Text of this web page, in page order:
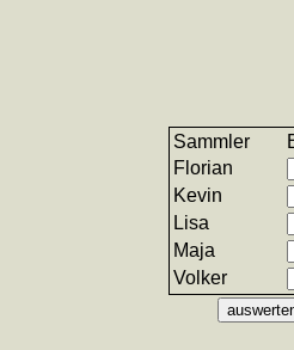
Sammler
Florian
Kevin
Lisa
Maja
Volker